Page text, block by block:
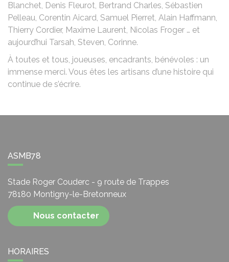
Blanchet, Denis Fleurot, Bertrand Charles, Sébastien
Pelleau, Corentin Aicard, Samuel Pierret, Alain Haffmann,
Thierry Cordier, Maxime Laurent, Nicolas Froger … et
aujourd’hui Tarsah, Steven, Corinne.
À toutes et tous, joueuses, encadrants, bénévoles : un
immense merci. Vous êtes les artisans d’une histoire qui
continue de s’écrire.
ASMB78
Stade Roger Couderc - 9 route de Trappes
78180 Montigny-le-Bretonneux
Nous contacter
HORAIRES